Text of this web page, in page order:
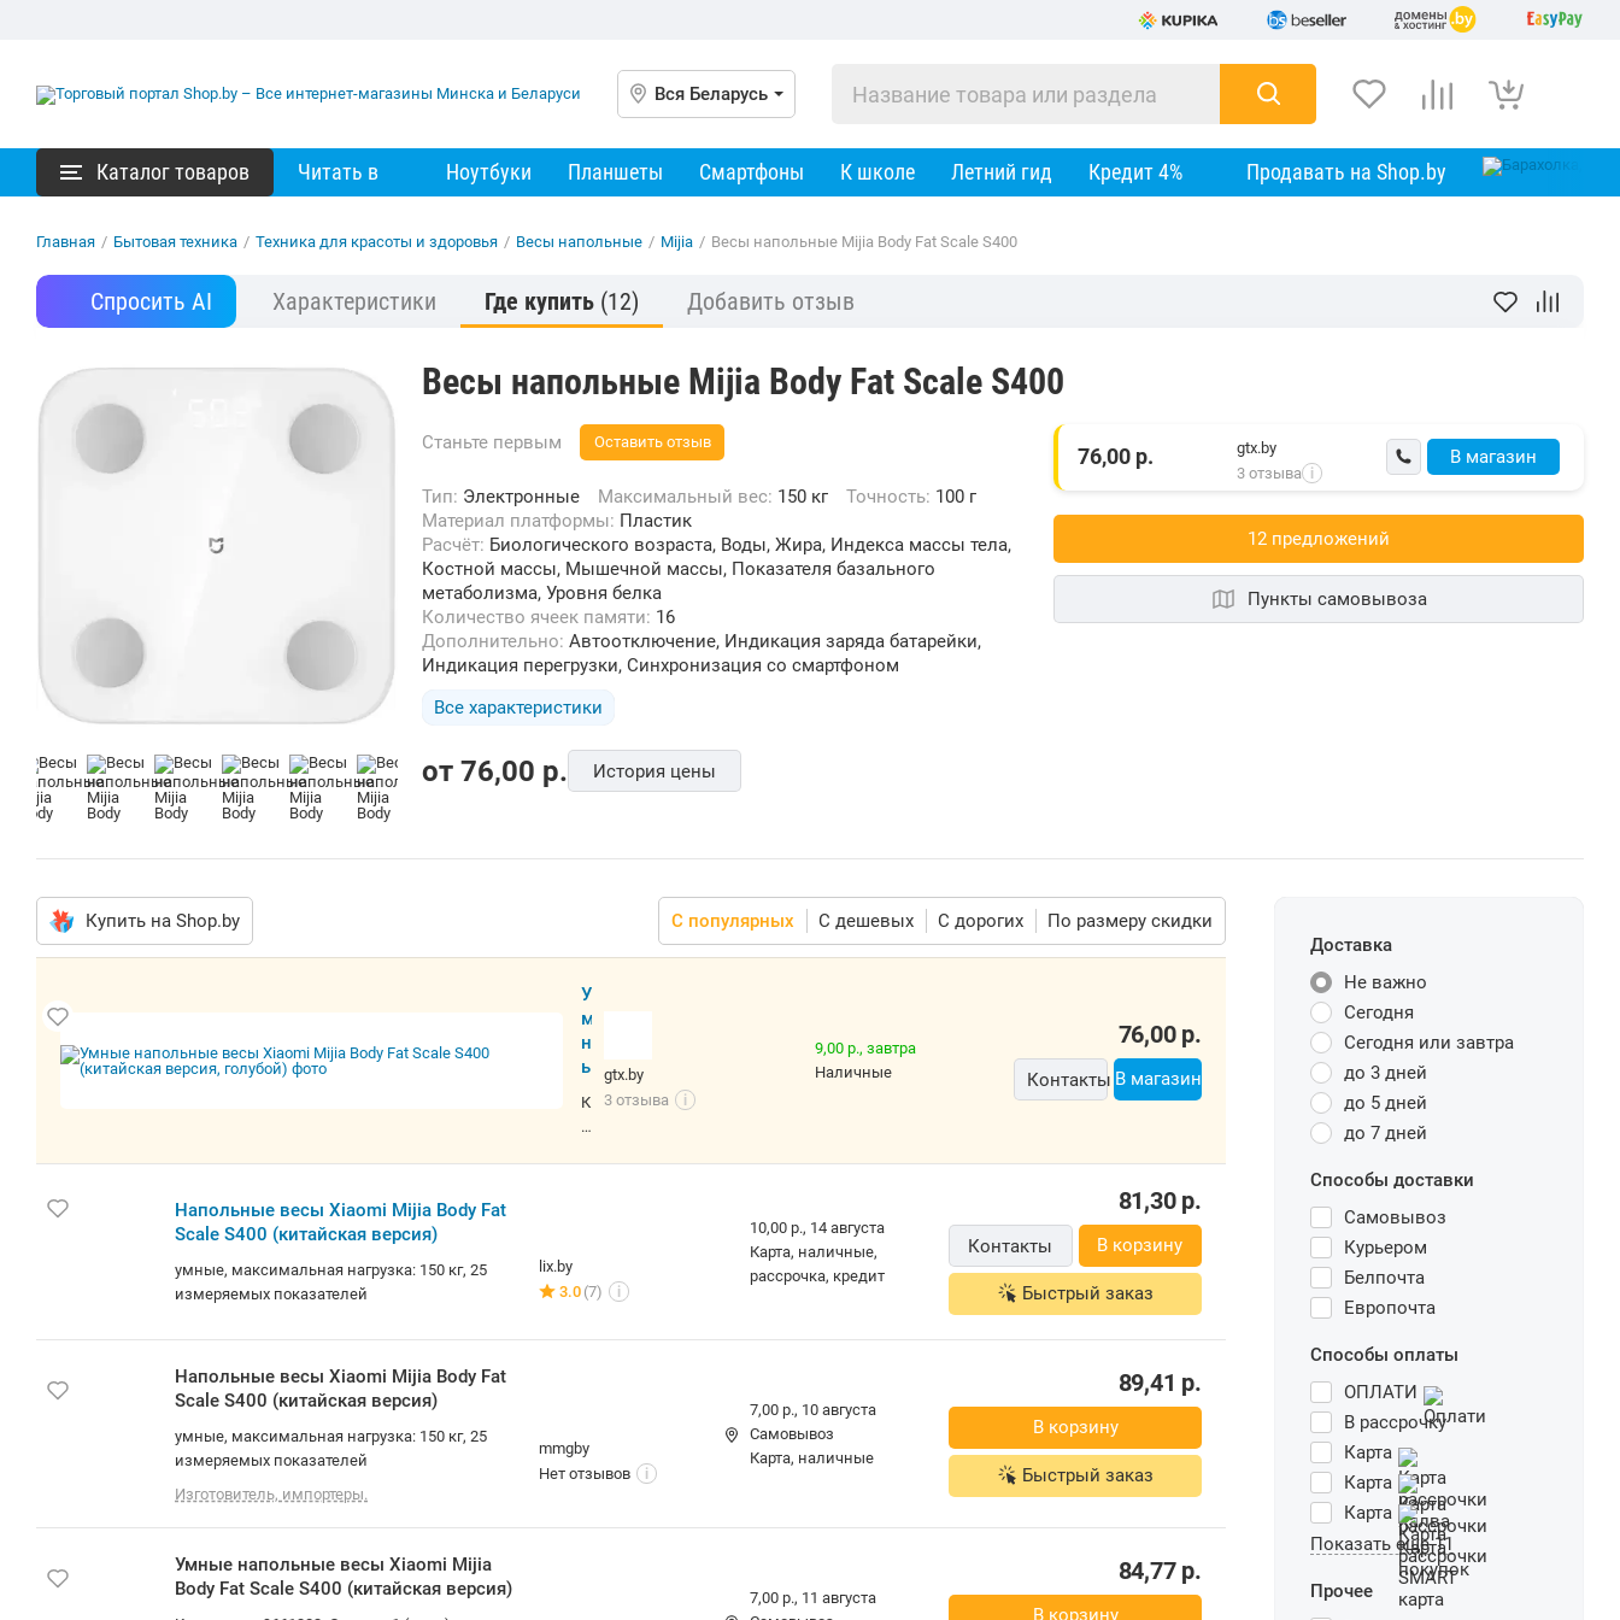
Вся Беларусь
Каталог товаров Читать в Ноутбуки Планшеты Смартфоны К школе Летний гид Кредит 4% Продавать на Shop.by
Главная / Бытовая техника / Техника для красоты и здоровья / Весы напольные / Mijia / Весы напольные Mijia Body Fat Scale S400
Спросить AI Характеристики Где купить (12) Добавить отзыв
Весы напольные Mijia Body Fat Scale S400
Станьте первым Оставить отзыв
Тип: Электронные Максимальный вес: 150 кг Точность: 100 г
Материал платформы: Пластик
Расчёт: Биологического возраста, Воды, Жира, Индекса массы тела,
Костной массы, Мышечной массы, Показателя базального
метаболизма, Уровня белка
Количество ячеек памяти: 16
Дополнительно: Автоотключение, Индикация заряда батарейки,
Индикация перегрузки, Синхронизация со смартфоном
Все характеристики
от 76,00 p. История цены
В магазин
76,00 р.
gtx.by
3 отзыва i
12 предложений
Пункты самовывоза
Купить на Shop.by С популярных С дешевых С дорогих По размеру скидки
У
м
н
ы
н
а
п
ы
е
i
a
m
К
о
а
и
gtx.by
3 отзыва
i
9,00 р., завтра
наличные
76,00р.
Контакты В магазин
Напольные весы Xiaomi Mijia Body Fat
Scale S400 (китайская версия)
умные, максимальная нагрузка: 150 кг, 25
измеряемых показателей
lix.by
3.0 (7) i
10,00 р., 14 августа
карта, наличные,
рассрочка, кредит
81,30р.
Контакты В корзину
Быстрый заказ
Напольные весы Xiaomi Mijia Body Fat
Scale S400 (китайская версия)
умные, максимальная нагрузка: 150 кг, 25
измеряемых показателей
Изготовитель, импортеры.
mmgby
Нет отзывов
i
7,00 р., 10 августа
Самовывоз
карта, наличные
89,41 р.
В корзину
Быстрый заказ
Умные напольные весы Xiaomi Mijia
Body Fat Scale S400 (китайская версия)
7,00 р., 11 августа
84,77р.
В корзину
Доставка
Не важно
Сегодня
Сегодня или завтра
до 3 дней
до 5 дней
до 7 дней
Способы доставки
Самовывоз
Курьером
Белпочта
Европочта
Способы оплаты
ОПЛАТИ
В рассрочку
Карта
Карта
Карта
Показать еще 11
Прочее